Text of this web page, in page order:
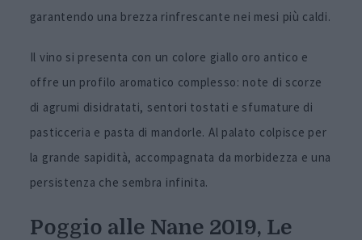
garantendo una brezza rinfrescante nei mesi più caldi.
Il vino si presenta con un colore giallo oro antico e
offre un profilo aromatico complesso: note di scorze
di agrumi disidratati, sentori tostati e sfumature di
pasticceria e pasta di mandorle. Al palato colpisce per
la grande sapidità, accompagnata da morbidezza e una
persistenza che sembra infinita.
Poggio alle Nane 2019, Le